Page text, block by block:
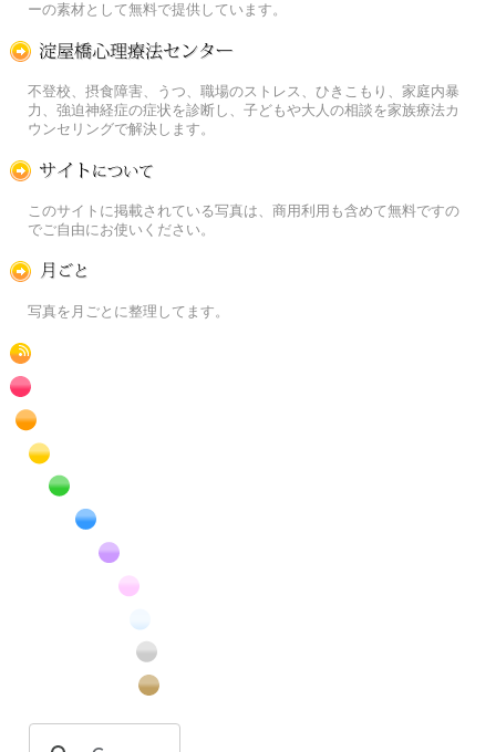
ーの素材として無料で提供しています。
不登校、摂食障害、うつ、職場のストレス、ひきこもり、家庭内暴
力、強迫神経症の症状を診断し、子どもや大人の相談を家族療法カ
ウンセリングで解決します。
このサイトに掲載されている写真は、商用利用も含めて無料ですの
でご自由にお使いください。
写真を月ごとに整理してます。
RSS
赤色の花のフリー写真素材
橙色の花のフリー写真素材
黄色の花のフリー写真素材
緑色の花のフリー写真素材
青色の花のフリー写真素材
紫色の花のフリー写真素材
白色の花のフリー写真素材
昆虫のフリー写真素材